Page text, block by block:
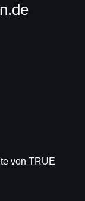
von TRUE